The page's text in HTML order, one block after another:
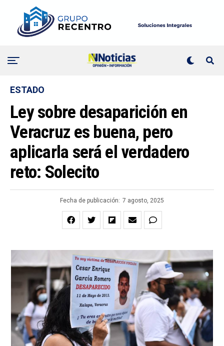
ESTADO
Ley sobre desaparición en
Veracruz es buena, pero
aplicarla será el verdadero
reto: Solecito
Fecha de publicación: 7 agosto, 2025